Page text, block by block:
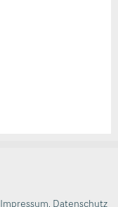
Impressum Datenschutz